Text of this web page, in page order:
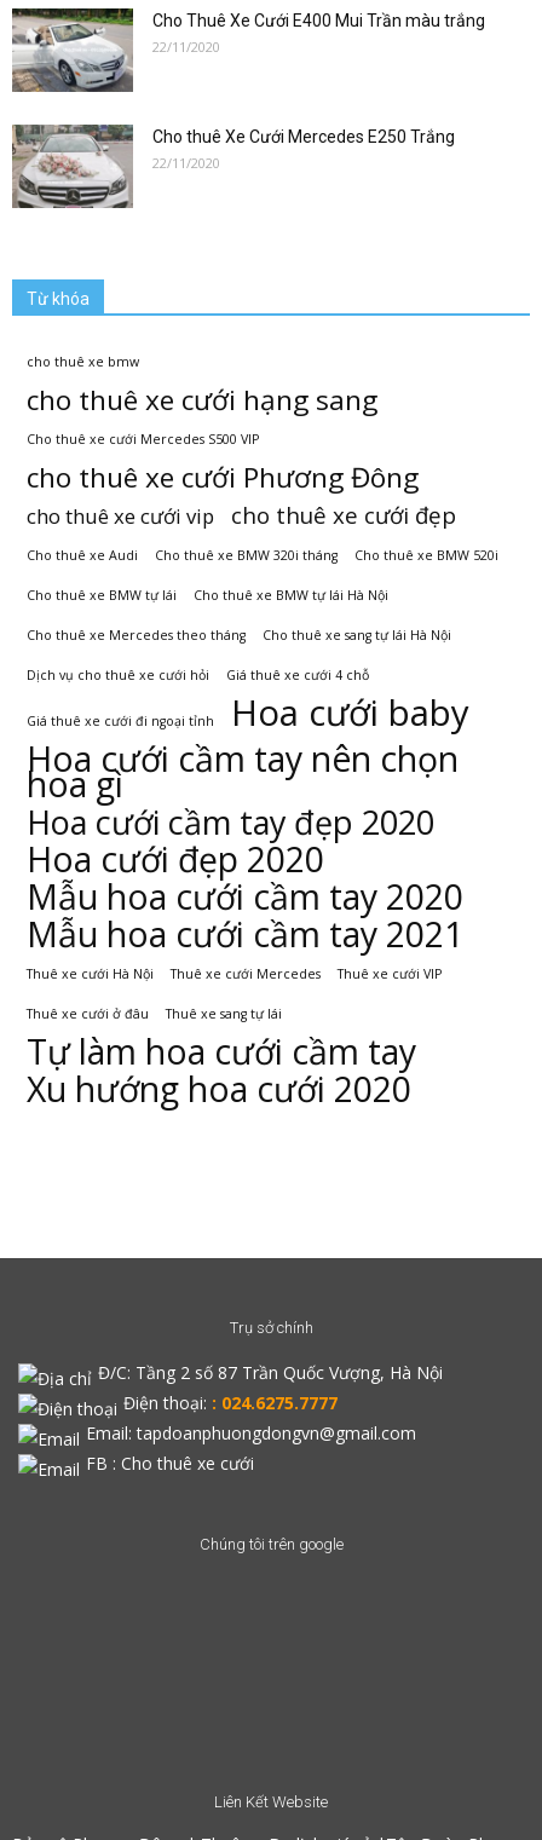
Cho Thuê Xe Cưới E400 Mui Trần màu trắng
22/11/2020
Cho thuê Xe Cưới Mercedes E250 Trắng
22/11/2020
Từ khóa
cho thuê xe bmw
cho thuê xe cưới hạng sang
Cho thuê xe cưới Mercedes S500 VIP
cho thuê xe cưới Phương Đông
cho thuê xe cưới vip cho thuê xe cưới đẹp
Cho thuê xe Audi Cho thuê xe BMW 320i tháng Cho thuê xe BMW 520i
Cho thuê xe BMW tự lái Cho thuê xe BMW tự lái Hà Nội
Cho thuê xe Mercedes theo tháng Cho thuê xe sang tự lái Hà Nội
Dịch vụ cho thuê xe cưới hỏi Giá thuê xe cưới 4 chỗ
Giá thuê xe cưới đi ngoại tỉnh Hoa cưới baby
Hoa cưới cầm tay nên chọn
hoa gì
Hoa cưới cầm tay đẹp 2020
Hoa cưới đẹp 2020
Mẫu hoa cưới cầm tay 2020
Mẫu hoa cưới cầm tay 2021
Thuê xe cưới Hà Nội Thuê xe cưới Mercedes Thuê xe cưới VIP
Thuê xe cưới ở đâu Thuê xe sang tự lái
Tự làm hoa cưới cầm tay
Xu hướng hoa cưới 2020
Trụ sở chính
Đ/C: Tầng 2 số 87 Trần Quốc Vượng, Hà Nội
Điện thoại: : 024.6275.7777
Email: tapdoanphuongdongvn@gmail.com
FB : Cho thuê xe cưới
Chúng tôi trên google
Liên Kết Website